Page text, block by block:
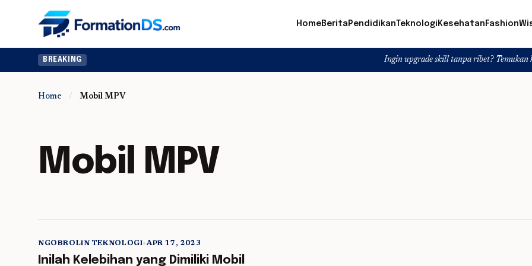
HomeBerita PendidikanTeknologi Kesehatan Fashion
BREAKING Ingin upgrade skill tanpa ribet? Temukan kelas seru
Home / Mobil MPV
Mobil MPV
5 min read
NGOBROLIN TEKNOLOGI•APR 17, 2023
Inilah Kelebihan yang Dimiliki Mobil